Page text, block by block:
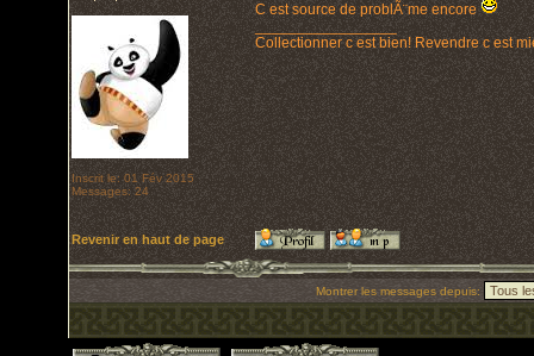
Inscrit le: 01 Fév 2015
Messages: 24
C est source de problÃ¨me encore
_________________
Collectionner c est bien! Revendre c est
Revenir en haut de page
Montrer les messages depuis: